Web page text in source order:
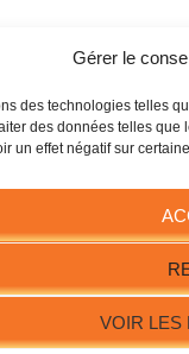
Gérer le
des technologies telles
des données telles
un effet négatif sur
VOIR LES